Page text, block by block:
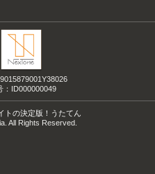
：ID000000049
トの決定版！うたてん
All Rights Reserved.